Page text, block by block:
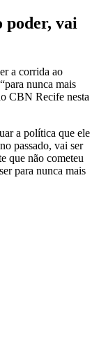
poder, vai
a corrida ao
nunca mais
CBN Recife nesta
a política que ele
passado, vai ser
que não cometeu
para nunca mais